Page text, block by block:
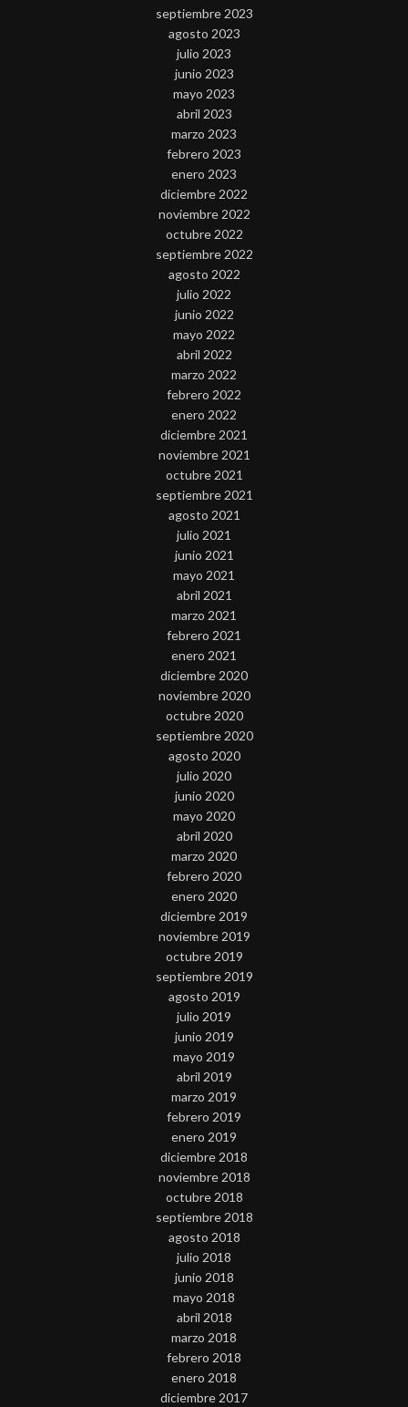
septiembre 2023
agosto 2023
julio 2023
junio 2023
mayo 2023
abril 2023
marzo 2023
febrero 2023
enero 2023
diciembre 2022
noviembre 2022
octubre 2022
septiembre 2022
agosto 2022
julio 2022
junio 2022
mayo 2022
abril 2022
marzo 2022
febrero 2022
enero 2022
diciembre 2021
noviembre 2021
octubre 2021
septiembre 2021
agosto 2021
julio 2021
junio 2021
mayo 2021
abril 2021
marzo 2021
febrero 2021
enero 2021
diciembre 2020
noviembre 2020
octubre 2020
septiembre 2020
agosto 2020
julio 2020
junio 2020
mayo 2020
abril 2020
marzo 2020
febrero 2020
enero 2020
diciembre 2019
noviembre 2019
octubre 2019
septiembre 2019
agosto 2019
julio 2019
junio 2019
mayo 2019
abril 2019
marzo 2019
febrero 2019
enero 2019
diciembre 2018
noviembre 2018
octubre 2018
septiembre 2018
agosto 2018
julio 2018
junio 2018
mayo 2018
abril 2018
marzo 2018
febrero 2018
enero 2018
diciembre 2017